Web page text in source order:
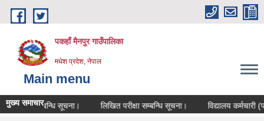
Skip to main content
पकहाँ मैनपुर गाउँपालिका
मधेश प्रदेश, नेपाल
Main menu
मुख्य समाचार
परीक्षा सम्बन्धि सूचना। लिखित परीक्षा सम्बन्धि सूचना। विद्यालय कर्मचारी